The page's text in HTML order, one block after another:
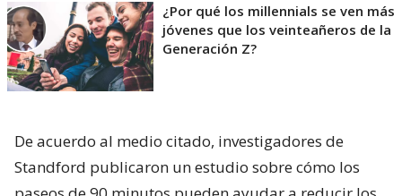
¿Por qué los millennials se ven más
jóvenes que los veinteañeros de la
Generación Z?
De acuerdo al medio citado, investigadores de
Standford publicaron un estudio sobre cómo los